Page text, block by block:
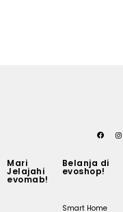
Mari
Jelajahi
evomab!
Belanja di
evoshop!
Smart Home